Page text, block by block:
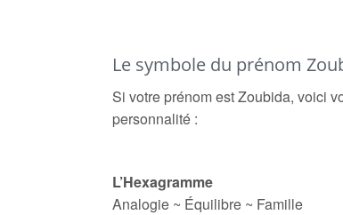
Le symbole du prénom
Si votre prénom est Zoubida, voici
personnalité :
L’Hexagramme
Analogie ~ Équilibre ~ Famille